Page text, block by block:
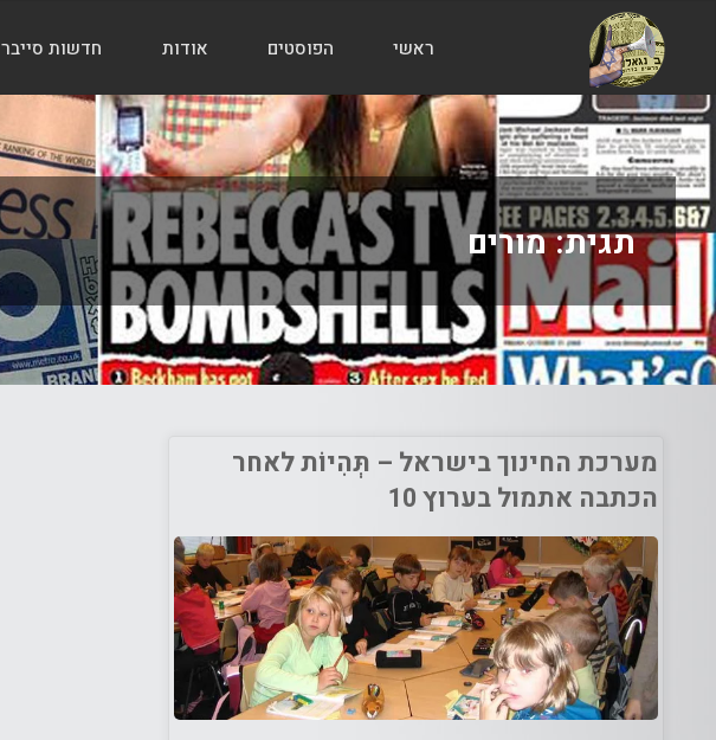
הבלוג
של
אודי
בורג
ראשי הפוסטים אודות חדשות סייבר
תגית:מורים
מערכת החינוך בישראל – תְּהִיוֹת לאחר
הכתבה אתמול בערוץ 10
תרבות